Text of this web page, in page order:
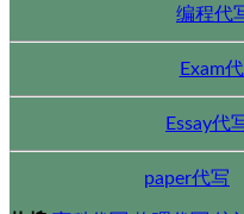
编程代
Exam
Essay代
paper代写